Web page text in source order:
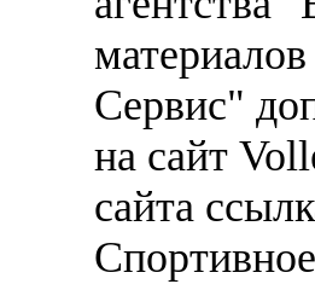
Сервис"
на сайт
сайта